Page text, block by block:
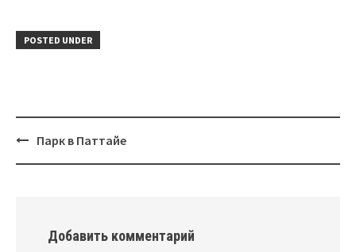
POSTED UNDER
Post
Парк в Паттайе
Добавить комментарий